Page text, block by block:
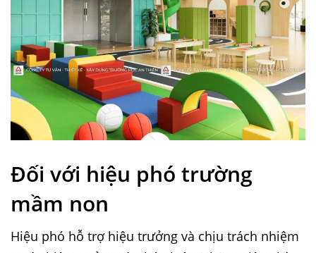
Đối với hiệu phó trường
mầm non
Hiệu phó hỗ trợ hiệu trưởng và chịu trách nhiệm